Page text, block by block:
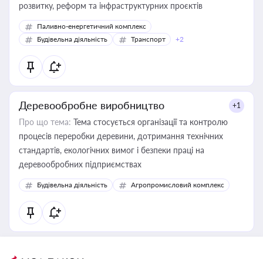
розвитку, реформ та інфраструктурних проєктів
Паливно-енергетичний комплекс
Будівельна діяльність
Транспорт +2
Деревообробне виробництво +1
Про що тема: Тема стосується організації та контролю
процесів переробки деревини, дотримання технічних
стандартів, екологічних вимог і безпеки праці на
деревообробних підприємствах
Будівельна діяльність Агропромисловий комплекс